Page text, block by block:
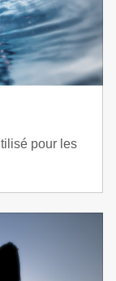
pour les